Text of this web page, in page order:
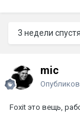
3 недели
mic
Foxit это вещь,